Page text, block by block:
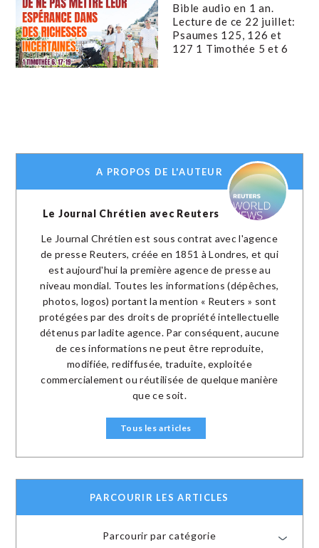
Bible audio en 1 an.
Lecture de ce 22 juillet:
Psaumes 125, 126 et
127 1 Timothée 5 et 6
A PROPOS DE L'AUTEUR
Le Journal Chrétien avec Reuters
Le Journal Chrétien est sous contrat avec l'agence
de presse Reuters, créée en 1851 à Londres, et qui
est aujourd'hui la première agence de presse au
niveau mondial. Toutes les informations (dépêches,
photos, logos) portant la mention « Reuters » sont
protégées par des droits de propriété intellectuelle
détenus par ladite agence. Par conséquent, aucune
de ces informations ne peut être reproduite,
modifiée, rediffusée, traduite, exploitée
commercialement ou réutilisée de quelque manière
que ce soit.
Tous les articles
PARCOURIR LES ARTICLES
Parcourir par catégorie